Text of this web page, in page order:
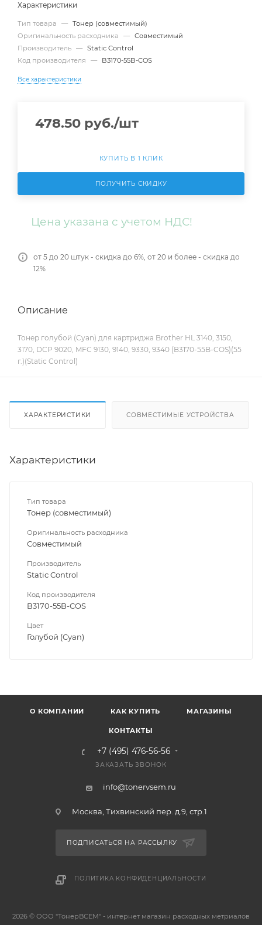
Характеристики
Тип товара — Тонер (совместимый)
Оригинальность расходника
— Совместимый
Производитель — Static Control
Код производителя
— B3170-55B-COS
Все характеристики
478.50 руб./шт
КУПИТЬ В 1 КЛИК
ПОЛУЧИТЬ СКИДКУ
Цена указана с учетом НДС!
от 5 до 20 штук - скидка до 6%, от 20 и более - скидка до
12%
Описание
Тонер голубой (Cyan) для картриджа Brother HL 3140, 3150,
3170, DCP 9020, MFC 9130, 9140, 9330, 9340 (B3170-55B-COS)(55
г.)(Static Control)
ХАРАКТЕРИСТИКИ СОВМЕСТИМЫЕ УСТРОЙСТВА
Характеристики
Тип товара
Тонер (совместимый)
Оригинальность расходника
Совместимый
Производитель
Static Control
Код производителя
B3170-55B-COS
Цвет
Голубой (Cyan)
О КОМПАНИИ КАК КУПИТЬ МАГАЗИНЫ
КОНТАКТЫ
+7 (495) 476-56-56
ЗАКАЗАТЬ ЗВОНОК
info@tonervsem.ru
Москва, Тихвинский пер. д.9, стр.1
ПОДПИСАТЬСЯ НА РАССЫЛКУ
ПОЛИТИКА КОНФИДЕНЦИАЛЬНОСТИ
2026 © ООО "ТонерВСЕМ" - интернет магазин расходных метриалов